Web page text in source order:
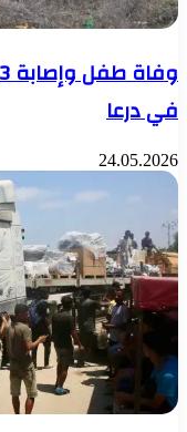
في درعا
24.05.2026